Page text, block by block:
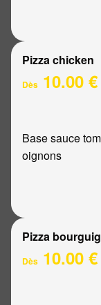
Pizza chicken
Dès 10.00 €
Base sauce
oignons
Pizza
Dès 10.00 €